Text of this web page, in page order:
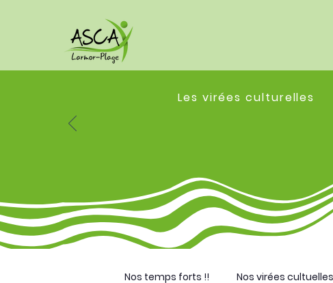
Les virées culturelles
Nos temps forts !! Nos virées cultuelles